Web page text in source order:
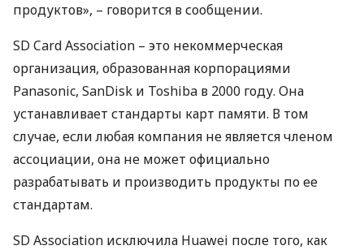
продуктов», – говорится в сообщении.
SD Card Association – это некоммерческая
организация, образованная корпорациями
Panasonic, SanDisk и Toshiba в 2000 году. Она
устанавливает стандарты карт памяти. В том
случае, если любая компания не является членом
ассоциации, она не может официально
разрабатывать и производить продукты по ее
стандартам.
SD Association исключила Huawei после того, как